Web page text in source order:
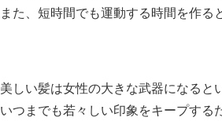
また、短時間でも運動する時間を作る
美しい髪は女性の大きな武器になると
いつまでも若々しい印象をキープす